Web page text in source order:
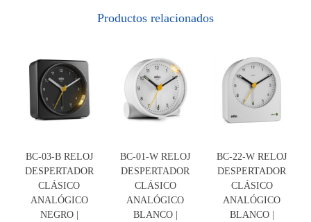
Productos relacionados
BC-03-B RELOJ
DESPERTADOR
CLÁSICO
ANALÓGICO
NEGRO |
BC-01-W RELOJ
DESPERTADOR
CLÁSICO
ANALÓGICO
BLANCO |
BC-22-W RELOJ
DESPERTADOR
CLÁSICO
ANALÓGICO
BLANCO |